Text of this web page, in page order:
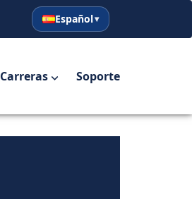
English
Español
Español
Carreras Soporte